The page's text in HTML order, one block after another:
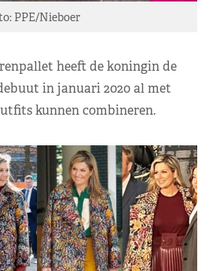
PPE/Nieboer
heeft de koningin de
in januari 2020 al met
kunnen combineren.